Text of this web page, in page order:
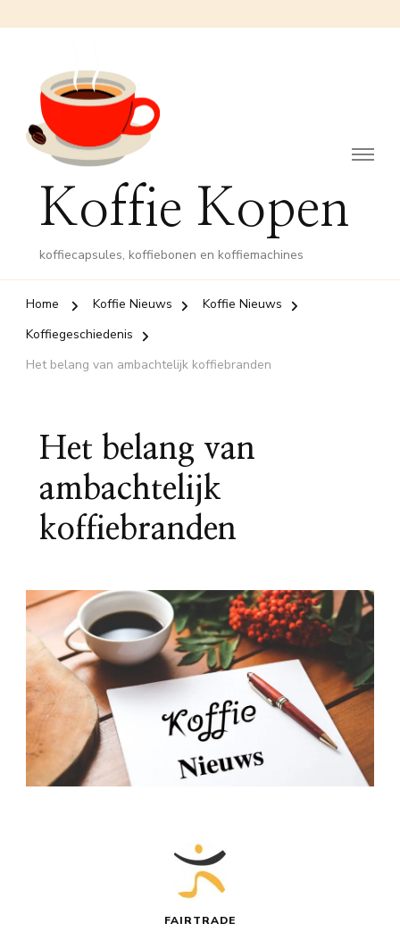
Koffie Kopen
koffiecapsules, koffiebonen en koffiemachines
Home Koffie Nieuws
Koffie Nieuws
Koffiegeschiedenis
Het belang van ambachtelijk koffiebranden
Het belang van
ambachtelijk
koffiebranden
FAIRTRADE